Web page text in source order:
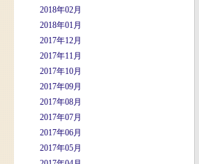
2018年02月
2018年01月
2017年12月
2017年11月
2017年10月
2017年09月
2017年08月
2017年07月
2017年06月
2017年05月